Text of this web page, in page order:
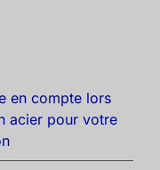
en compte lors
acier pour votre